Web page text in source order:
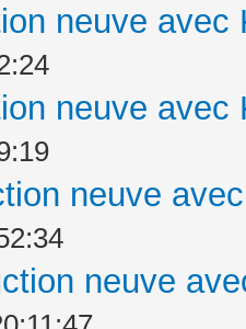
neuve avec
neuve avec
neuve
neuve